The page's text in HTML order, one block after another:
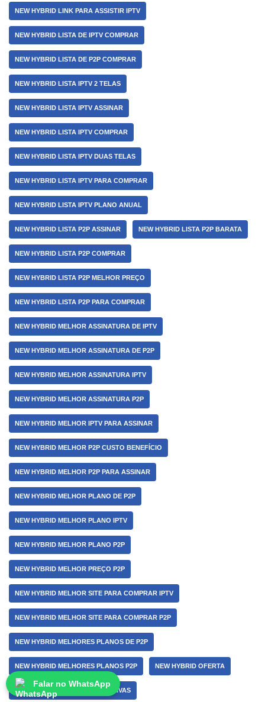
NEW HYBRID LINK PARA ASSISTIR IPTV
NEW HYBRID LISTA DE IPTV COMPRAR
NEW HYBRID LISTA DE P2P COMPRAR
NEW HYBRID LISTA IPTV 2 TELAS
NEW HYBRID LISTA IPTV ASSINAR
NEW HYBRID LISTA IPTV COMPRAR
NEW HYBRID LISTA IPTV DUAS TELAS
NEW HYBRID LISTA IPTV PARA COMPRAR
NEW HYBRID LISTA IPTV PLANO ANUAL
NEW HYBRID LISTA P2P ASSINAR NEW HYBRID LISTA P2P BARATA
NEW HYBRID LISTA P2P COMPRAR
NEW HYBRID LISTA P2P MELHOR PREÇO
NEW HYBRID LISTA P2P PARA COMPRAR
NEW HYBRID MELHOR ASSINATURA DE IPTV
NEW HYBRID MELHOR ASSINATURA DE P2P
NEW HYBRID MELHOR ASSINATURA IPTV
NEW HYBRID MELHOR ASSINATURA P2P
NEW HYBRID MELHOR IPTV PARA ASSINAR
NEW HYBRID MELHOR P2P CUSTO BENEFÍCIO
NEW HYBRID MELHOR P2P PARA ASSINAR
NEW HYBRID MELHOR PLANO DE P2P
NEW HYBRID MELHOR PLANO IPTV
NEW HYBRID MELHOR PLANO P2P
NEW HYBRID MELHOR PREÇO P2P
NEW HYBRID MELHOR SITE PARA COMPRAR IPTV
NEW HYBRID MELHOR SITE PARA COMPRAR P2P
NEW HYBRID MELHORES PLANOS DE P2P
NEW HYBRID MELHORES PLANOS P2P NEW HYBRID OFERTA
NEW HYBRID OFERTAS EXCLUSIVAS
Falar no WhatsApp